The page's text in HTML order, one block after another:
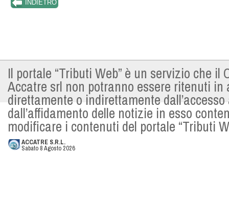
Il portale “Tributi Web” è un servizio che
Accatre srl non potranno essere ritenuti
direttamente o indirettamente
dall’affidamento delle notizie in esso
modificare i contenuti del portale “Tributi
ACCATRE S.R.L.
Sabato 8 Agosto 2026